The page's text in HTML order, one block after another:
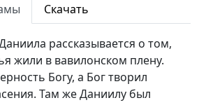
перевода Библии при
Академии
Иван Лобанов,
сотрудник Института
Скачать
рассказывается о том,
жили в вавилонском плену.
Богу, а Бог творил
Там же Даниилу был